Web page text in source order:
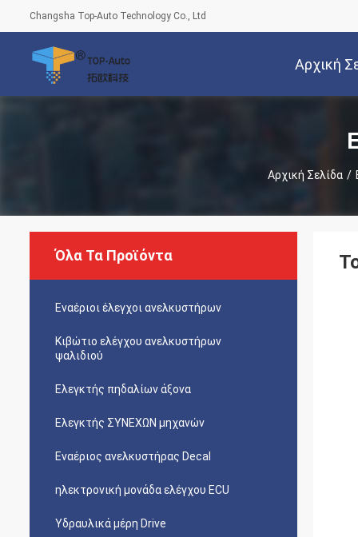
Changsha Top-Auto Technology Co., Ltd
Αρχική
Αρχική Σελίδα /
Όλα Τα Προϊόντα
Εναέριοι έλεγχοι ανελκυστήρων
Κιβώτιο ελέγχου ανελκυστήρων
ψαλιδιού
Ελεγκτής πηδαλίων άξονα
Ελεγκτής ΣΥΝΕΧΩΝ μηχανών
Εναέριος ανελκυστήρας Decal
ηλεκτρονική μονάδα ελέγχου ECU
Υδραυλικά μέρη Drive